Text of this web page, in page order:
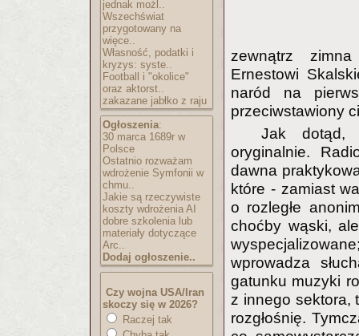
jednak możl..
Wszechświat
przygotowany na
więce..
Własność, podatki i
kryzys: syste..
Football i "okolice"
oraz aktorst..
zakazane jabłko z raju
Ogłoszenia:
30 marca 1689r w
Polsce
Ostatnio rozważam
wdrożenie Symfonii w
chmu..
Jakie są rzeczywiste
koszty wdrożenia AI
dobre szkolenia lub
materiały dotyczące
Arc..
Dodaj ogłoszenie..
Czy wojna USA/Iran
skoczy się w 2026?
Raczej tak
zewnątrz zimna
Ernestowi
naród na
przeciwstawiony
Jak dotąd,
oryginalnie.
dawna
które - zamiast
o rozległe
choćby wąski,
wprowadza
gatunku muzyki
z innego sektora,
rozgłośnię.